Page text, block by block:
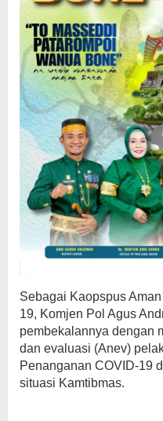
Sebagai Kaopspus
19, Komjen Pol Agus
pembekalannya dengan
dan evaluasi (Anev)
Penanganan COVID-19
situasi Kamtibmas.